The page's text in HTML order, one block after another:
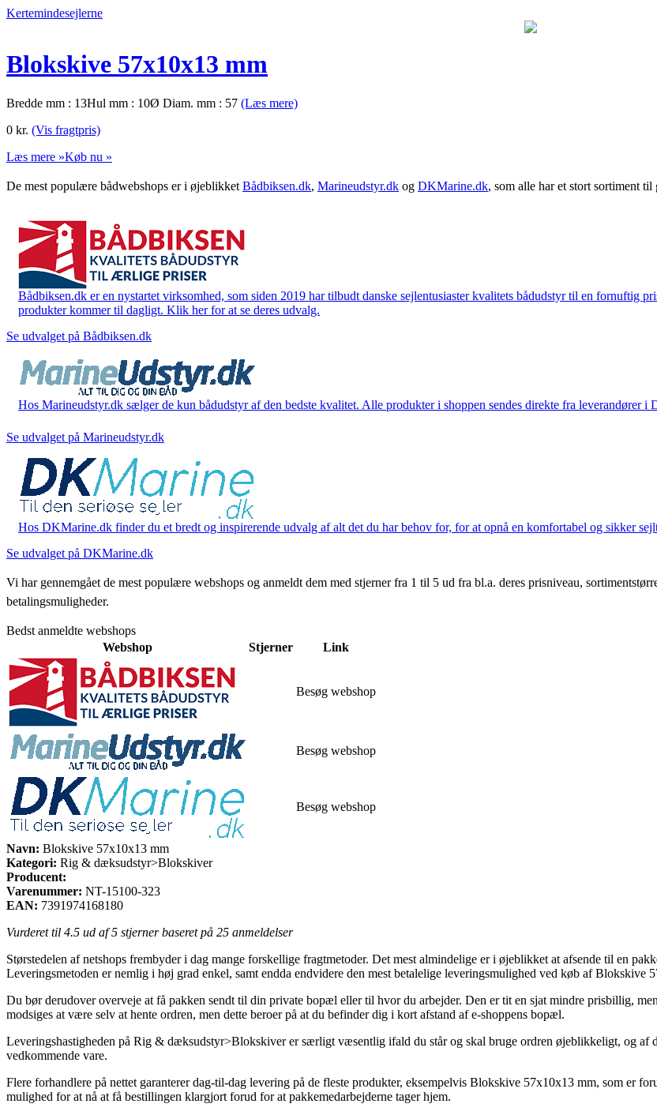
Kertemindesejlerne
Blokskive 57x10x13 mm
Bredde mm : 13Hul mm : 10Ø Diam. mm : 57 (Læs mere)
0 kr. (Vis fragtpris)
Læs mere »Køb nu »
De mest populære bådwebshops er i øjeblikket Bådbiksen.dk, Marineudstyr.dk og DKMarine.dk, som alle har et stort sortiment til
Bådbiksen.dk er en nystartet virksomhed, som siden 2019 har tilbudt danske sejlentusiaster kvalitets bådudstyr til en fornuftig
produkter kommer til dagligt. Klik her for at se deres udvalg.
Se udvalget på Bådbiksen.dk
Hos Marineudstyr.dk sælger de kun bådudstyr af den bedste kvalitet. Alle produkter i shoppen sendes direkte fra leverandører i
Se udvalget på Marineudstyr.dk
Hos DKMarine.dk finder du et bredt og inspirerende udvalg af alt det du har behov for, for at opnå en komfortabel og sikker
Se udvalget på DKMarine.dk
Vi har gennemgået de mest populære webshops og anmeldt dem med stjerner fra 1 til 5 ud fra bl.a. deres prisniveau,
betalingsmuligheder.
Bedst anmeldte webshops
Webshop
Stjerner Link
Besøg webshop
Besøg webshop
Besøg webshop
Navn: Blokskive 57x10x13 mm
Kategori: Rig & dæksudstyr>Blokskiver
Producent:
Varenummer: NT-15100-323
EAN: 7391974168180
Vurderet til 4.5 ud af 5 stjerner baseret på 25 anmeldelser
Størstedelen af netshops frembyder i dag mange forskellige fragtmetoder. Det mest almindelige er i øjeblikket at afsende til en
Leveringsmetoden er nemlig i høj grad enkel, samt endda endvidere den mest betalelige leveringsmulighed ved køb af Blokskive
Du bør derudover overveje at få pakken sendt til din private bopæl eller til hvor du arbejder. Den er tit en sjat mindre prisbillig,
modsiges at være selv at hente ordren, men dette beroer på at du befinder dig i kort afstand af e-shoppens bopæl.
Leveringshastigheden på Rig & dæksudstyr>Blokskiver er særligt væsentlig ifald du står og skal bruge ordren øjeblikkeligt, og af
vedkommende vare.
Flere forhandlere på nettet garanterer dag-til-dag levering på de fleste produkter, eksempelvis Blokskive 57x10x13 mm, som er
mulighed for at nå at få bestillingen klargjort forud for at pakkemedarbejderne tager hjem.